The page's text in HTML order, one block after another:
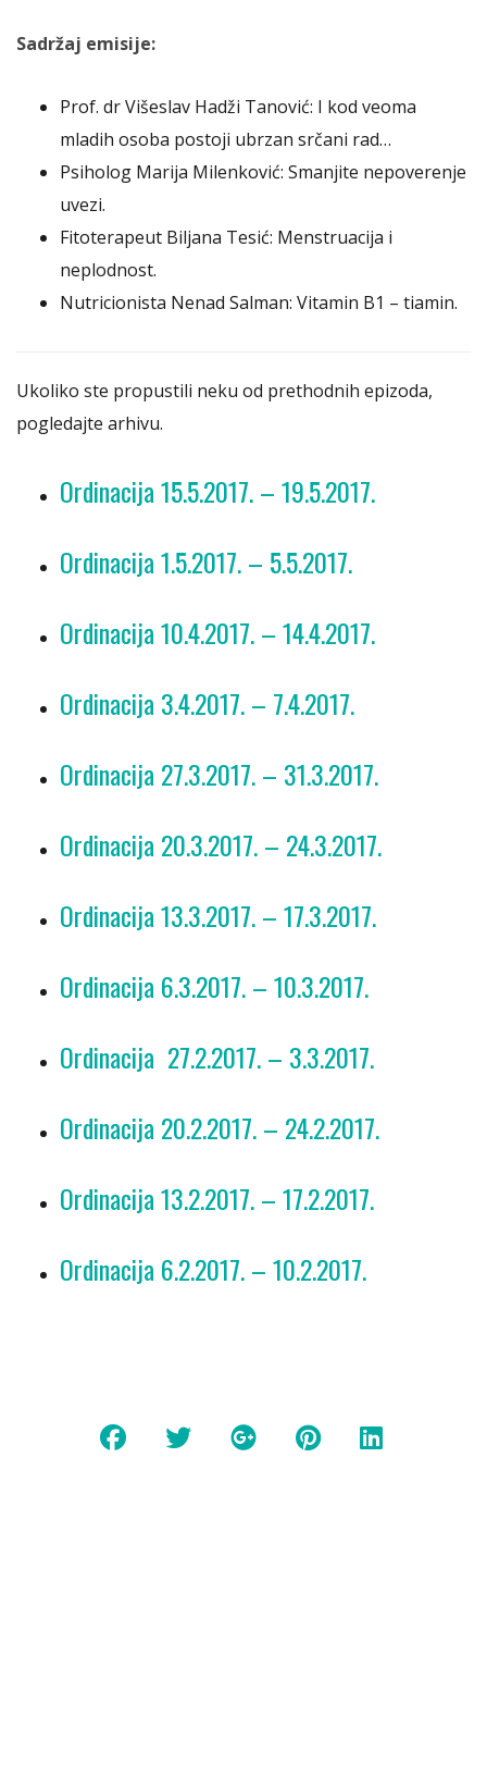
Sadržaj emisije:
Prof. dr Višeslav Hadži Tanović: I kod veoma
mladih osoba postoji ubrzan srčani rad…
Psiholog Marija Milenković: Smanjite nepoverenje
uvezi.
Fitoterapeut Biljana Tesić: Menstruacija i
neplodnost.
Nutricionista Nenad Salman: Vitamin B1 – tiamin.
Ukoliko ste propustili neku od prethodnih epizoda,
pogledajte arhivu.
Ordinacija 15.5.2017. – 19.5.2017.
Ordinacija 1.5.2017. – 5.5.2017.
Ordinacija 10.4.2017. – 14.4.2017.
Ordinacija 3.4.2017. – 7.4.2017.
Ordinacija 27.3.2017. – 31.3.2017.
Ordinacija 20.3.2017. – 24.3.2017.
Ordinacija 13.3.2017. – 17.3.2017.
Ordinacija 6.3.2017. – 10.3.2017.
Ordinacija 27.2.2017. – 3.3.2017.
Ordinacija 20.2.2017. – 24.2.2017.
Ordinacija 13.2.2017. – 17.2.2017.
Ordinacija 6.2.2017. – 10.2.2017.